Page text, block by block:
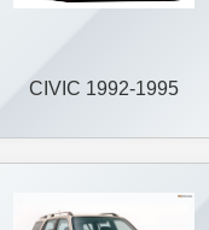
CIVIC 1992-1995